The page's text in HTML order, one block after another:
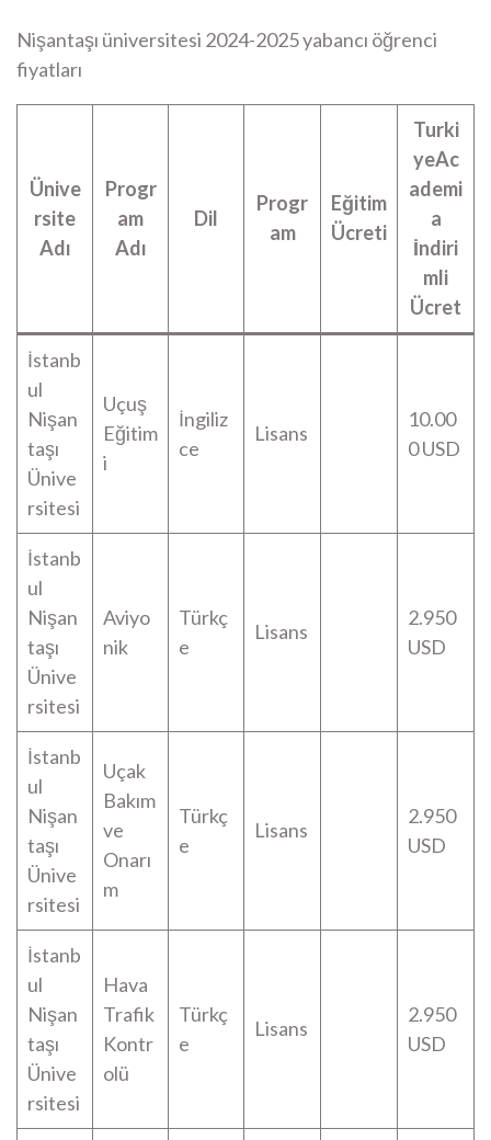
Nişantaşı üniversitesi 2024-2025 yabancı öğrenci
fiyatları
Ünive
rsite
Adı
Progr
am
Adı
Dil
Progr
am
Eğitim
Ücreti
Turki
yeAc
ademi
a
İndiri
mli
Ücret
İstanb
ul
Nişan
taşı
Ünive
rsitesi
Uçuş
Eğitim
i
İngiliz
ce
Lisans
10.00
0 USD
İstanb
ul
Nişan
taşı
Ünive
rsitesi
Aviyo
nik
Türkç
e
Lisans
2.950
USD
İstanb
ul
Nişan
taşı
Ünive
rsitesi
Uçak
Bakım
ve
Onarı
m
Türkç
e
Lisans
2.950
USD
İstanb
ul
Nişan
taşı
Ünive
rsitesi
Hava
Trafik
Kontr
olü
Türkç
e
Lisans
2.950
USD